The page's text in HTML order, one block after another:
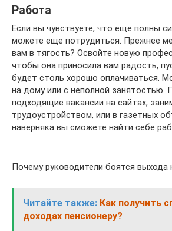
Работа
Если вы чувствуете, что еще полны
можете еще потрудиться. Прежнее
вам в тягость? Освойте новую
чтобы она приносила вам радость,
будет столь хорошо оплачиваться.
на дому или с неполной занятостью.
подходящие вакансии на сайтах,
трудоустройством, или в газетных
наверняка вы сможете найти себе
Почему руководители боятся выхода
Читайте также: Как получить
доходах пенсионеру?